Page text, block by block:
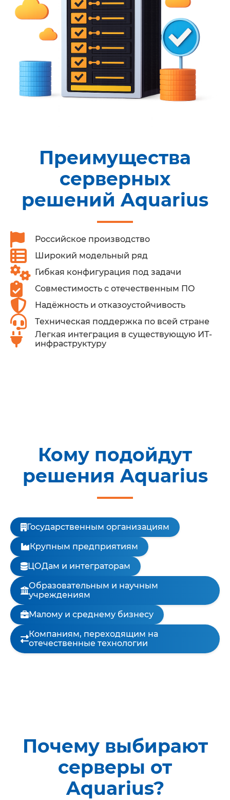
Преимущества
серверных
решений Aquarius
Российское производство
Широкий модельный ряд
Гибкая конфигурация под задачи
Совместимость с отечественным ПО
Надёжность и отказоустойчивость
Техническая поддержка по всей стране
Легкая интеграция в существующую ИТ-
инфраструктуру
Кому подойдут
решения Aquarius
Государственным организациям
Крупным предприятиям
ЦОДам и интеграторам
Образовательным и научным
учреждениям
Малому и среднему бизнесу
Компаниям, переходящим на
отечественные технологии
Почему выбирают
серверы от
Aquarius?